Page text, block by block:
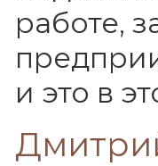
работе,
и это в